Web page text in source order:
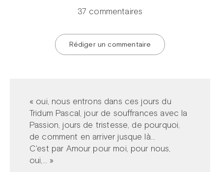
37 commentaires
Rédiger un commentaire
« oui, nous entrons dans ces jours du
Tridum Pascal, jour de souffrances avec la
Passion, jours de tristesse, de pourquoi,
de comment en arriver jusque là...
C'est par Amour pour moi, pour nous,
oui,... »